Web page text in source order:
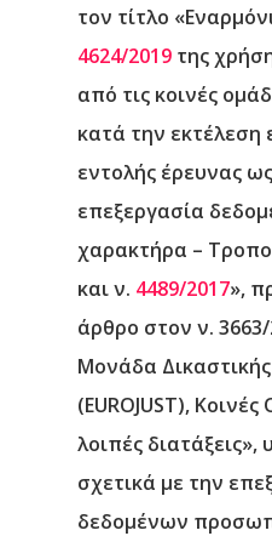
τον τίτλο
4624/2019 της
από τις κοινές
κατά την εκτέλεση
εντολής έρευνας
επεξεργασία
χαρακτήρα –
και ν. 4489/2017»,
άρθρο στον ν.
Μονάδα
(EUROJUST),
λοιπές διατάξεις»,
σχετικά με την
δεδομένων